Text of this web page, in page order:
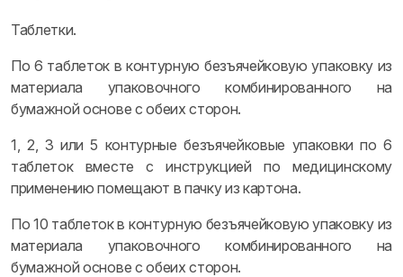
Таблетки.
По 6 таблеток в контурную безъячейковую упаковку из
материала упаковочного комбинированного на
бумажной основе с обеих сторон.
1, 2, 3 или 5 контурные безъячейковые упаковки по 6
таблеток вместе с инструкцией по медицинскому
применению помещают в пачку из картона.
По 10 таблеток в контурную безъячейковую упаковку из
материала упаковочного комбинированного на
бумажной основе с обеих сторон.